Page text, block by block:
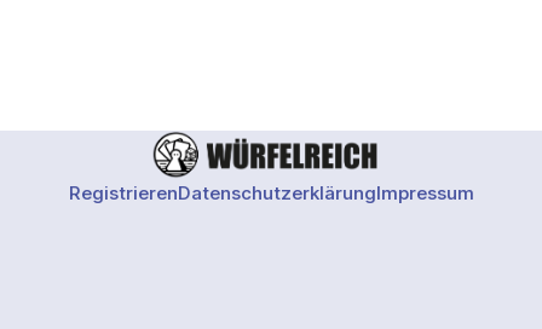
RegistrierenDatenschutzerklärungImpressum